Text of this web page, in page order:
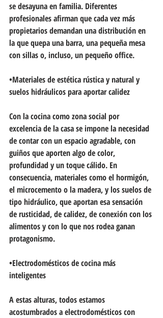
se desayuna en familia. Diferentes
profesionales afirman que cada vez más
propietarios demandan una distribución en
la que quepa una barra, una pequeña mesa
con sillas o, incluso, un pequeño office.
•Materiales de estética rústica y natural y
suelos hidráulicos para aportar calidez
Con la cocina como zona social por
excelencia de la casa se impone la necesidad
de contar con un espacio agradable, con
guiños que aporten algo de color,
profundidad y un toque cálido. En
consecuencia, materiales como el hormigón,
el microcemento o la madera, y los suelos de
tipo hidráulico, que aportan esa sensación
de rusticidad, de calidez, de conexión con los
alimentos y con lo que nos rodea ganan
protagonismo.
•Electrodomésticos de cocina más
inteligentes
A estas alturas, todos estamos
acostumbrados a electrodomésticos con